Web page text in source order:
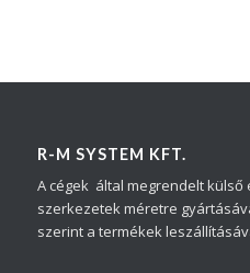
R-M SYSTEM KFT.
A cégek által megrendelt külső
szerkezetek méretre
szerint a termékek